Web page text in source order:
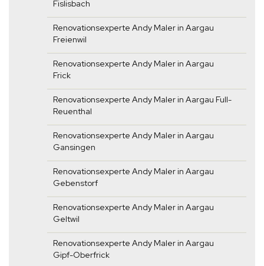
Fislisbach
Renovationsexperte Andy Maler in Aargau
Freienwil
Renovationsexperte Andy Maler in Aargau
Frick
Renovationsexperte Andy Maler in Aargau Full-
Reuenthal
Renovationsexperte Andy Maler in Aargau
Gansingen
Renovationsexperte Andy Maler in Aargau
Gebenstorf
Renovationsexperte Andy Maler in Aargau
Geltwil
Renovationsexperte Andy Maler in Aargau
Gipf-Oberfrick